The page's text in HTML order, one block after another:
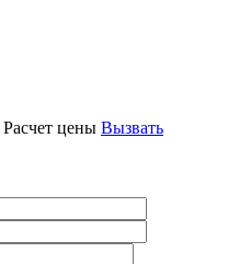
Расчет цены Вызвать